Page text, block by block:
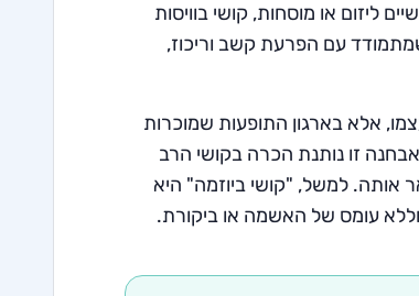
ליזום או מוסחות, קושי בוויסות
עם הפרעת קשב וריכוז,
אלא בארגון התופעות שמוכרות
זו נותנת הכרה בקושי הרב
אותה. למשל, "קושי ביוזמה" היא
עומס של האשמה או ביקורת.